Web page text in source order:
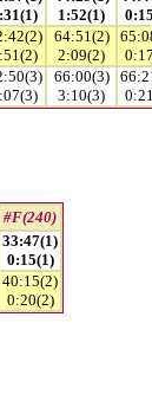
1:52(1)
64:51(2)
2:09(2)
66:00(3)
3:10(3)
#F(240)
33:47(1)
0:15(1)
40:15(2)
0:20(2)